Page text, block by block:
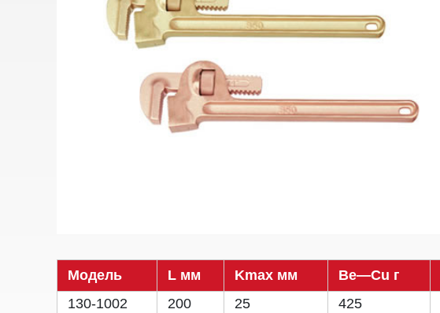
Модель L мм Kmax мм Be—Cu г
130-1002
200 25 425